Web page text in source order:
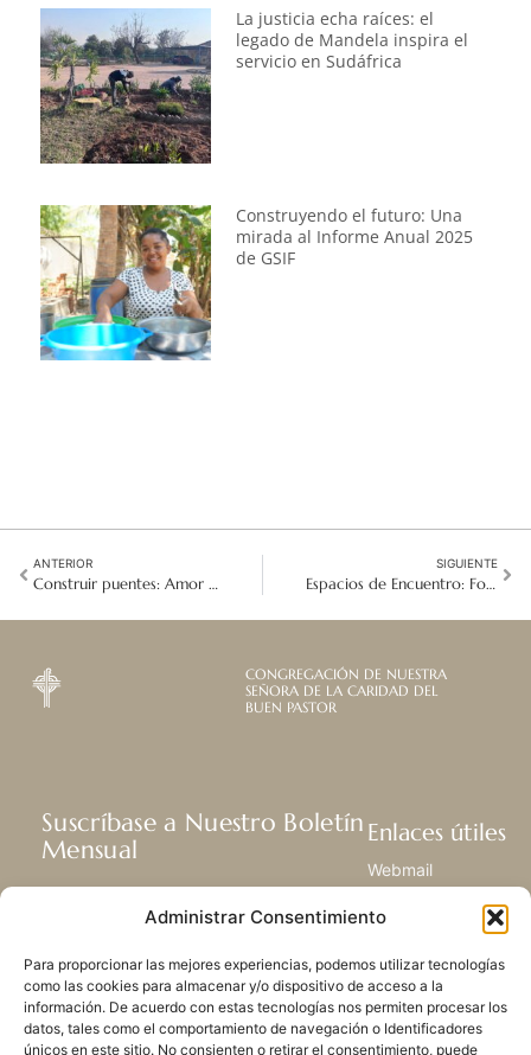
Administrar Consentimiento
Para proporcionar las mejores experiencias, podemos utilizar tecnologías
como las cookies para almacenar y/o dispositivo de acceso a la
información. De acuerdo con estas tecnologías nos permiten procesar los
datos, tales como el comportamiento de navegación o Identificadores
únicos en este sitio. No consienten o retirar el consentimiento, puede
La justicia echa raíces: el
legado de Mandela inspira el
servicio en Sudáfrica
Construyendo el futuro: Una
mirada al Informe Anual 2025
de GSIF
ANTERIOR
Construir puentes: Amor para todos, para nadie el odio en Malta
SIGUIENTE
Espacios de Encuentro: Fortaleciendo una Cultura de Cuidado y Salvaguarda
CONGREGACIÓN DE NUESTRA
SEÑORA DE LA CARIDAD DEL
BUEN PASTOR
Suscríbase a Nuestro Boletín
Mensual
nuestra vida, la misión y ministerios de
SUSCRIBIRSE
Enlaces útiles
Webmail
Centro de Recursos
Mapa del sitio